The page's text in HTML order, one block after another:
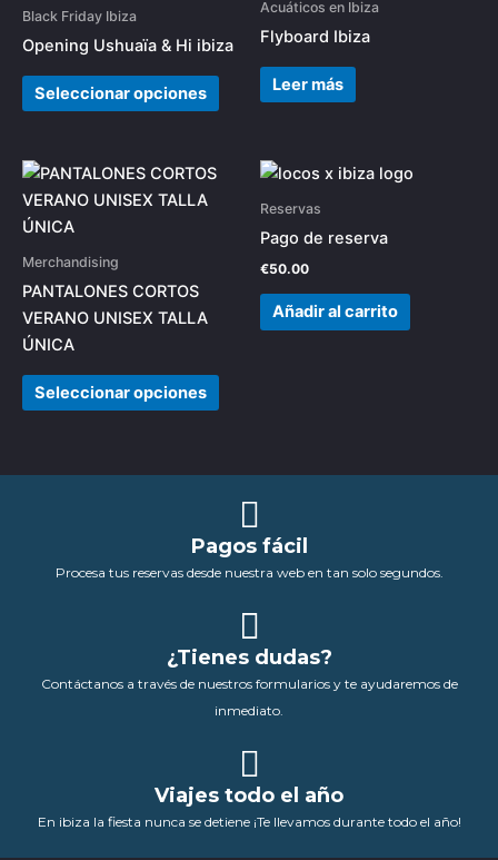
Black Friday Ibiza
Opening Ushuaïa & Hi ibiza
Seleccionar opciones
múltiples
opciones
pueden
página
producto
Acuáticos en Ibiza
Flyboard Ibiza
Leer más
Merchandising
PANTALONES CORTOS
VERANO UNISEX TALLA
ÚNICA
Seleccionar opciones
producto
múltiples
variantes.
opciones
elegir
producto
Reservas
Pago de reserva
€50.00
Añadir al carrito
Pagos fácil
Procesa tus reservas desde nuestra web en tan solo segundos.
¿Tienes dudas?
Contáctanos a través de nuestros formularios y te ayudaremos de
inmediato.
Viajes todo el año
En ibiza la fiesta nunca se detiene ¡Te llevamos durante todo el año!